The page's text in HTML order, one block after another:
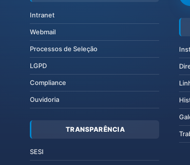
Intranet
Webmail
Processos de Seleção
LGPD
Compliance
Ouvidoria
TRANSPARÊNCIA
SESI